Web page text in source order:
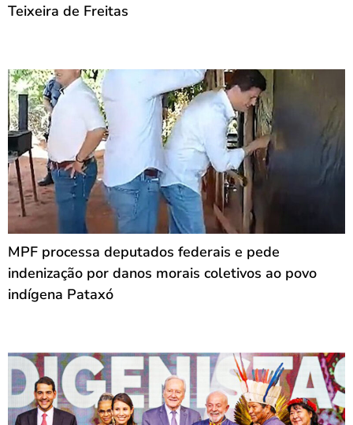
Teixeira de Freitas
MPF processa deputados federais e pede
indenização por danos morais coletivos ao povo
indígena Pataxó